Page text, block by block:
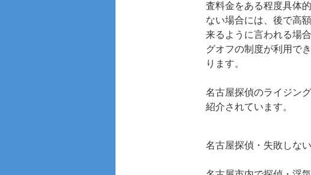
査料金をある程度具体
ない場合には、後で高
来るように言われる場
グオフの制度が利用で
ります。
名古屋探偵のライジン
紹介されています。
名古屋探偵・失敗しない